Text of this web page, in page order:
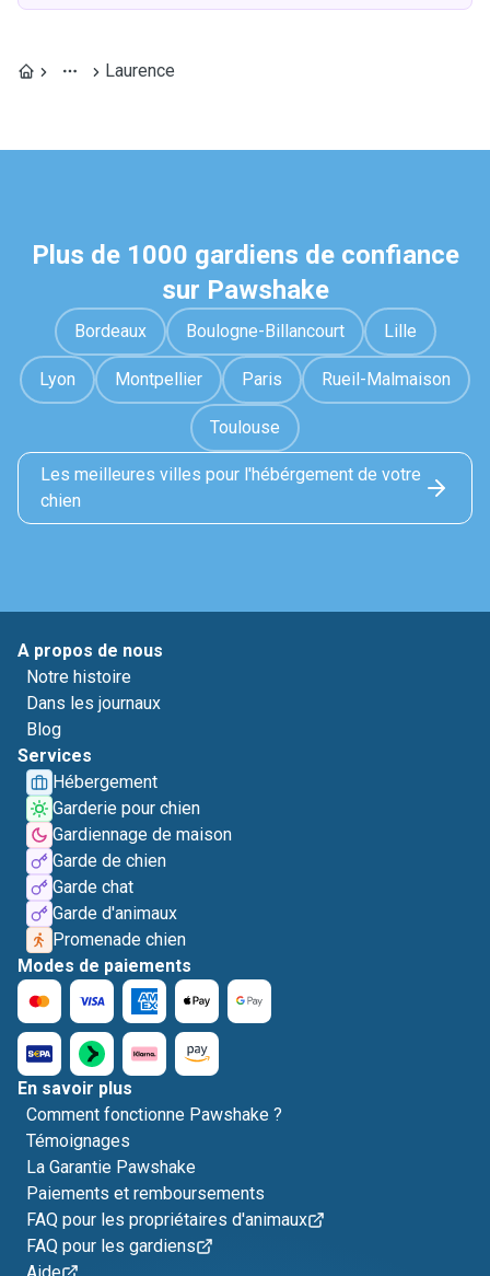
Laurence
Plus de 1000 gardiens de confiance
sur Pawshake
Bordeaux Boulogne-Billancourt Lille
Lyon Montpellier Paris Rueil-Malmaison
Toulouse
Les meilleures villes pour l'hébérgement de votre
chien
A propos de nous
Notre histoire
Dans les journaux
Blog
Services
Hébergement
Garderie pour chien
Gardiennage de maison
Garde de chien
Garde chat
Garde d'animaux
Promenade chien
Modes de paiements
En savoir plus
Comment fonctionne Pawshake ?
Témoignages
La Garantie Pawshake
Paiements et remboursements
FAQ pour les propriétaires d'animaux
FAQ pour les gardiens